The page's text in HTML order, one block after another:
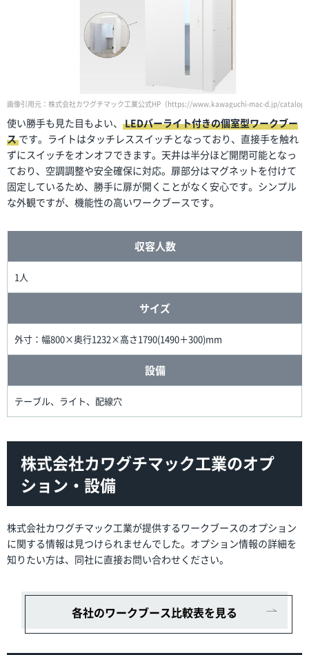
画像引用元：株式会社カワグチマック工業公式HP（https://www.kawaguchi-mac-d.jp/
使い勝手も見た目もよい、
LEDバーライト付きの個室型ワークブー
スです。ライトはタッチレススイッチとなっており、直接手を触れ
ずにスイッチをオンオフできます。天井は半分ほど開閉可能となっ
ており、空調調整や安全確保に対応。扉部分はマグネットを付けて
固定しているため、勝手に扉が開くことがなく安心です。シンプル
な外観ですが、機能性の高いワークブースです。
収容人数
1人
サイズ
外寸：幅800×奥行1232×高さ1790(1490＋300)mm
設備
テーブル、ライト、配線穴
株式会社カワグチマック工業のオプ
ション・設備
株式会社カワグチマック工業が提供するワークブースのオプション
に関する情報は見つけられませんでした。オプション情報の詳細を
知りたい方は、同社に直接お問い合わせください。
各社のワークブース比較表を見る